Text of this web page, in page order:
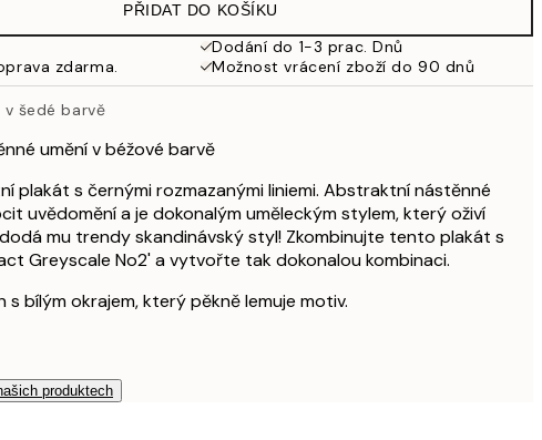
PŘIDAT DO KOŠÍKU
Dodání do 1-3 prac. Dnů
zdarma.
Možnost vrácení zboží do 90 dnů
šedé barvě
umění v béžové barvě
plakát s černými rozmazanými liniemi. Abstraktní nástěnné
uvědomění a je dokonalým uměleckým stylem, který oživí
mu trendy skandinávský styl! Zkombinujte tento plakát s
Greyscale No2' a vytvořte tak dokonalou kombinaci.
s bílým okrajem, který pěkně lemuje motiv.
produktech